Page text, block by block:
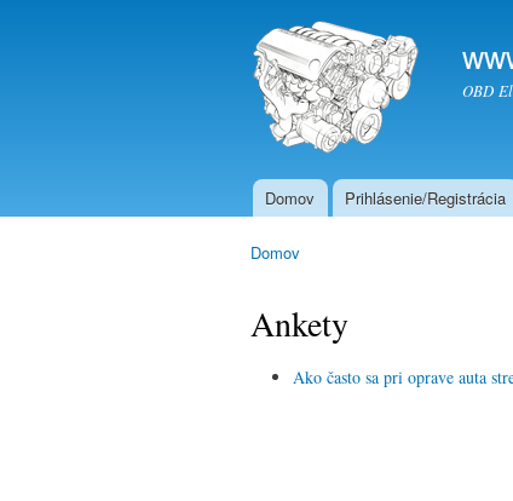
OBD
Hlavné menu
Domov Prihlásenie/Registrácia
Domov
Ankety
Ako často sa pri oprave auta